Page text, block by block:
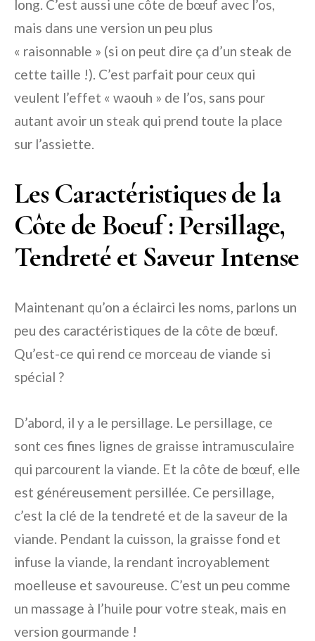
long. C’est aussi une côte de bœuf avec l’os,
mais dans une version un peu plus
« raisonnable » (si on peut dire ça d’un steak de
cette taille !). C’est parfait pour ceux qui
veulent l’effet « waouh » de l’os, sans pour
autant avoir un steak qui prend toute la place
sur l’assiette.
Les Caractéristiques de la
Côte de Boeuf : Persillage,
Tendreté et Saveur Intense
Maintenant qu’on a éclairci les noms, parlons un
peu des caractéristiques de la côte de bœuf.
Qu’est-ce qui rend ce morceau de viande si
spécial ?
D’abord, il y a le persillage. Le persillage, ce
sont ces fines lignes de graisse intramusculaire
qui parcourent la viande. Et la côte de bœuf, elle
est généreusement persillée. Ce persillage,
c’est la clé de la tendreté et de la saveur de la
viande. Pendant la cuisson, la graisse fond et
infuse la viande, la rendant incroyablement
moelleuse et savoureuse. C’est un peu comme
un massage à l’huile pour votre steak, mais en
version gourmande !